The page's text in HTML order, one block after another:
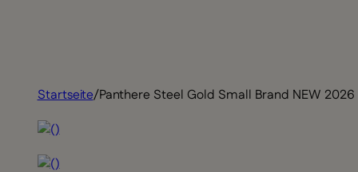
Startseite/Panthere Steel Gold Small Brand NEW 2026